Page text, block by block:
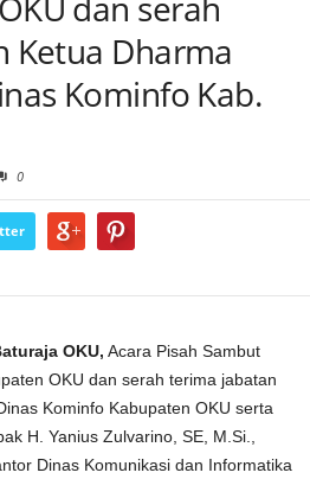
Ketua Dharma
Kominfo Kab.
0
OKU, Acara Pisah Sambut
OKU dan serah terima jabatan
Kominfo Kabupaten OKU serta
H. Yanius Zulvarino, SE, M.Si.,
Dinas Komunikasi dan Informatika